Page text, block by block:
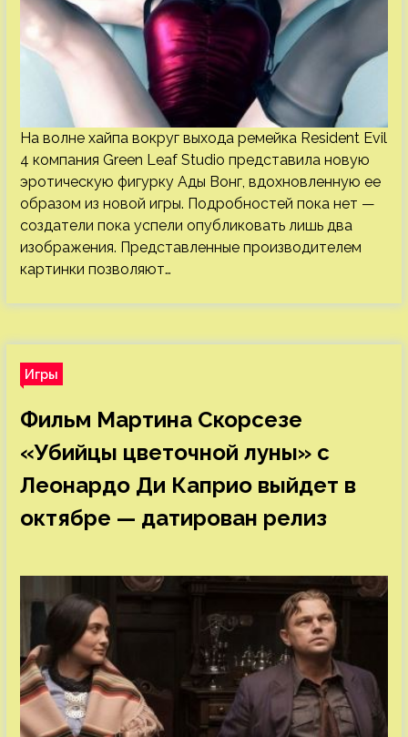
На волне хайпа вокруг выхода ремейка Resident Evil
4 компания Green Leaf Studio представила новую
эротическую фигурку Ады Вонг, вдохновленную ее
образом из новой игры. Подробностей пока нет —
создатели пока успели опубликовать лишь два
изображения. Представленные производителем
картинки позволяют…
Игры
Фильм Мартина Скорсезе
«Убийцы цветочной луны» с
Леонардо Ди Каприо выйдет в
октябре — датирован релиз